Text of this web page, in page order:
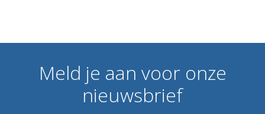
Meld je aan voor onze
nieuwsbrief